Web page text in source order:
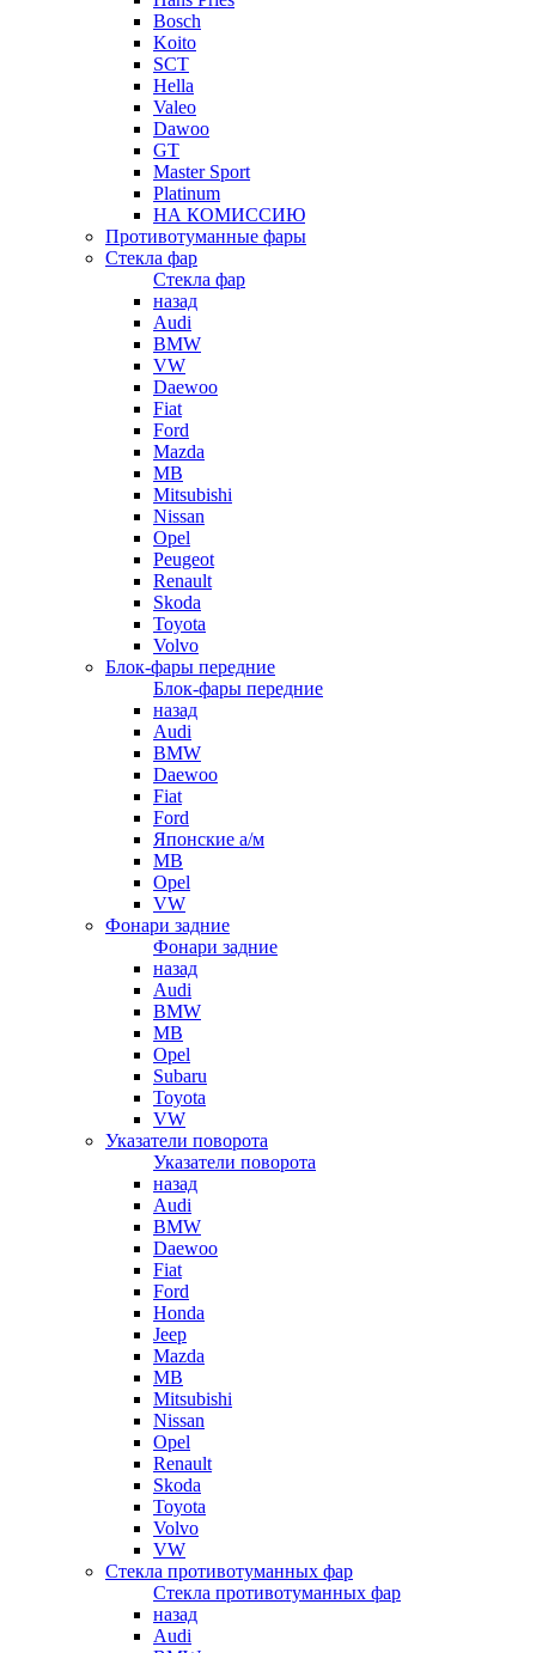
Bosch
Koito
SCT
Hella
Valeo
Dawoo
GT
Master Sport
Platinum
НА КОМИССИЮ
Противотуманные фары
Стекла фар
Стекла фар
назад
Audi
BMW
VW
Daewoo
Fiat
Ford
Mazda
MB
Mitsubishi
Nissan
Opel
Peugeot
Renault
Skoda
Toyota
Volvo
Блок-фары передние
Блок-фары передние
назад
Audi
BMW
Daewoo
Fiat
Ford
Японские а/м
MB
Opel
VW
Фонари задние
Фонари задние
назад
Audi
BMW
MB
Opel
Subaru
Toyota
VW
Указатели поворота
Указатели поворота
назад
Audi
BMW
Daewoo
Fiat
Ford
Honda
Jeep
Mazda
MB
Mitsubishi
Nissan
Opel
Renault
Skoda
Toyota
Volvo
VW
Стекла противотуманных фар
Стекла противотуманных фар
назад
Audi